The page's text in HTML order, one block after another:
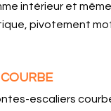
intérieur et
pivotement
escaliers